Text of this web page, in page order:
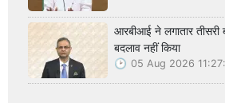
आरबीआई ने लगातार तीसरी
बदलाव नहीं किया
05 Aug 2026